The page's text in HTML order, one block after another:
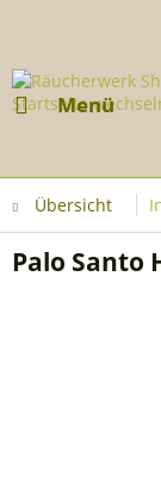
Menü
Übersicht
Palo Santo